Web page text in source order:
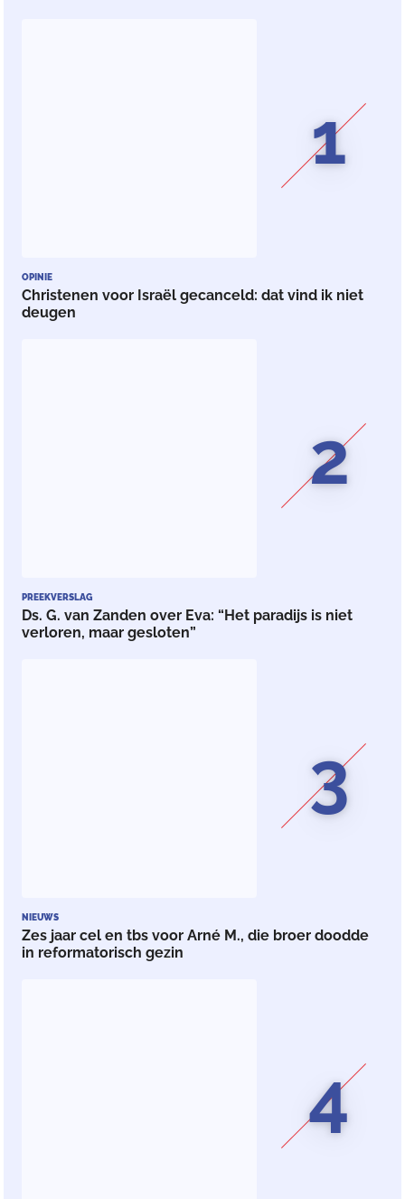
1
OPINIE
Christenen voor Israël gecanceld: dat vind ik niet
deugen
2
PREEKVERSLAG
Ds. G. van Zanden over Eva: “Het paradijs is niet
verloren, maar gesloten”
3
NIEUWS
Zes jaar cel en tbs voor Arné M., die broer doodde
in reformatorisch gezin
4